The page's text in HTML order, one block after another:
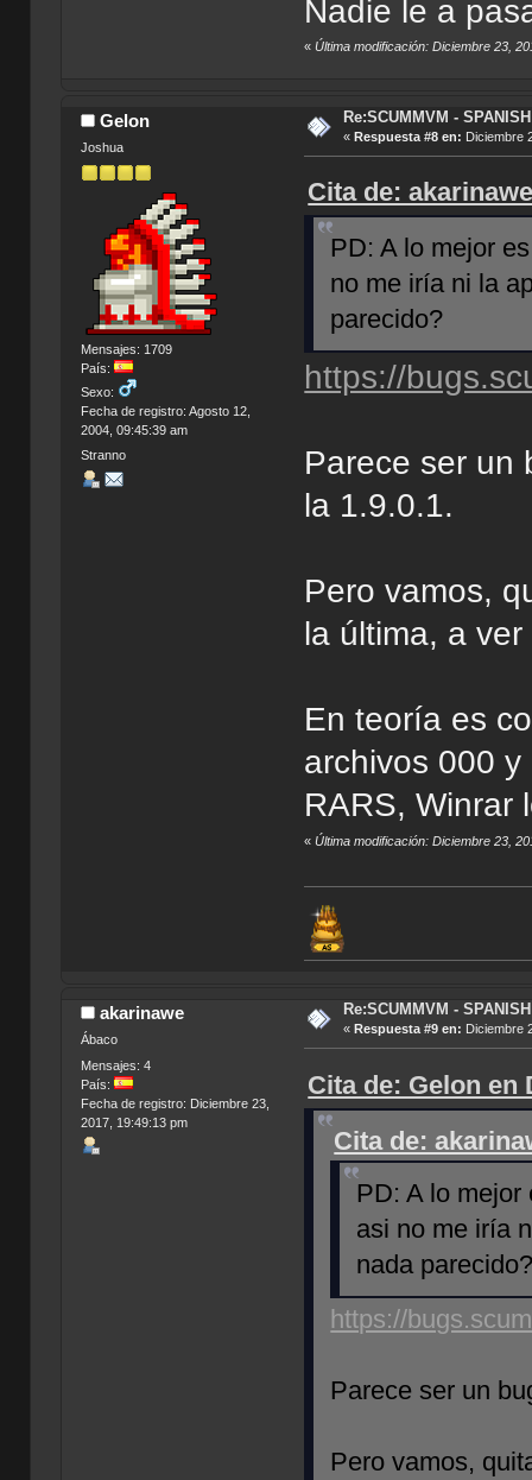
Nadie le a
«Última modificación: Diciembre 23,
Gelon
Joshua
Mensajes: 1709
País:
Sexo:
Fecha de registro: Agosto 12,
2004, 09:45:39 am
Stranno
Re:SCUMMVM -
« Respuesta #8 en: Diciembre
Cita de:
PD: A lo mejor
no me iría ni la
parecido?
https://
Parece ser un
la 1.9.0.1.
Pero vamos,
la última, a
En teoría es
archivos 000
RARS, Winrar
«Última modificación: Diciembre 23,
akarinawe
Ábaco
Mensajes: 4
País:
Fecha de registro: Diciembre 23,
2017, 19:49:13 pm
Re:SCUMMVM -
« Respuesta #9 en: Diciembre
Cita de: Gelon en
Cita de:
PD: A lo
asi no me iría
nada
https://
Parece ser un
Pero vamos,